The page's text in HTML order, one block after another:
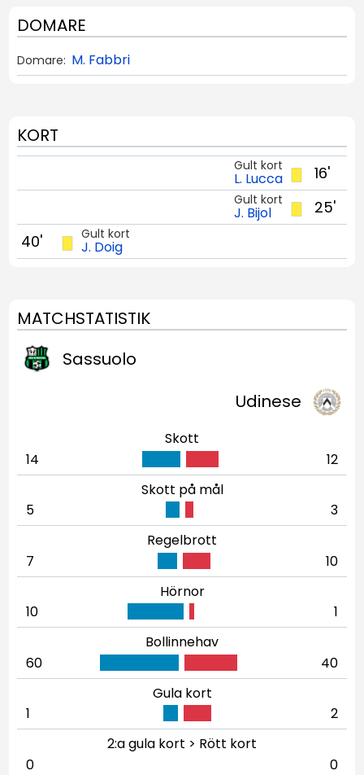
DOMARE
Domare: M. Fabbri
KORT
16'
Gult kort
L. Lucca
25'
Gult kort
J. Bijol
Gult kort
J. Doig
40'
MATCHSTATISTIK
Sassuolo
Udinese
Skott
14
12
Skott på mål
5
3
Regelbrott
7
10
Hörnor
10
1
Bollinnehav
60
40
Gula kort
1
2
2:a gula kort > Rött kort
0
0